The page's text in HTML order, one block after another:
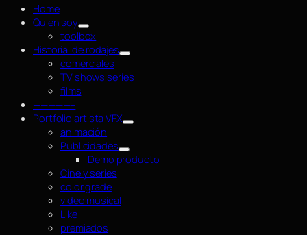
Home
Quien soy
toolbox
Historial de rodajes
comerciales
TV shows series
films
—————–
Portfolio artista VFX
animación
Publicidades
Demo producto
Cine y series
color grade
video musical
Like
premiados